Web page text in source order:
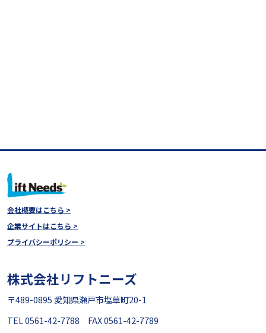
会社概要はこちら >
企業サイトはこちら >
プライバシーポリシー >
株式会社リフトニーズ
〒489-0895 愛知県瀬戸市塩草町20-1
TEL 0561-42-7788 FAX 0561-42-7789